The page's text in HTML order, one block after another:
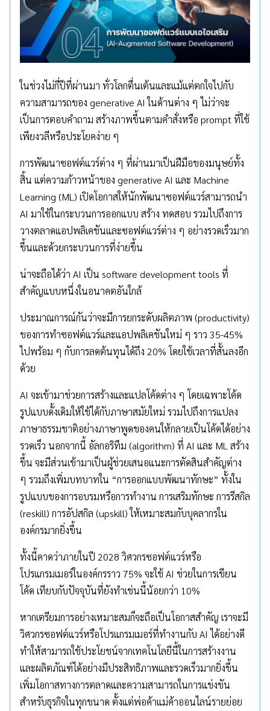
ในช่วงไม่กี่ปีที่ผ่านมา ทั่วโลกตื่นเต้นและแม้แต่ตกใจไปกับ
ความสามารถของ generative AI ในด้านต่าง ๆ ไม่ว่าจะ
เป็นการตอบคำถาม สร้างภาพขึ้นตามคำสั่งหรือ prompt ที่ใช้
เพียงวลีหรือประโยคง่าย ๆ
การพัฒนาซอฟต์แวร์ต่าง ๆ ที่ผ่านมาเป็นฝีมือของมนุษย์ทั้ง
สิ้น แต่ความก้าวหน้าของ generative AI และ Machine
Learning (ML) เปิดโอกาสให้นักพัฒนาซอฟต์แวร์สามารถนำ
AI มาใช้ในกระบวนการออกแบบ สร้าง ทดสอบ รวมไปถึงการ
วางตลาดแอปพลิเคชันและซอฟต์แวร์ต่าง ๆ อย่างรวดเร็วมาก
ขึ้นและด้วยกระบวนการที่ง่ายขึ้น
น่าจะถือได้ว่า AI เป็น software development tools ที่
สำคัญแบบหนึ่งในอนาคตอันใกล้
ประมาณการณ์กันว่าจะมีการยกระดับผลิตภาพ (productivity)
ของการทำซอฟต์แวร์และแอปพลิเคชันใหม่ ๆ ราว 35-45%
ไปพร้อม ๆ กับการลดต้นทุนได้ถึง 20% โดยใช้เวลาที่สั้นลงอีก
ด้วย
AI จะเข้ามาช่วยการสร้างและแปลโค้ดต่าง ๆ โดยเฉพาะโค้ด
รูปแบบดั้งเดิมให้ใช้ได้กับภาษาสมัยใหม่ รวมไปถึงการแปลง
ภาษาธรรมชาติอย่างภาษาพูดของคนให้กลายเป็นโค้ดได้อย่าง
รวดเร็ว นอกจากนี้ อัลกอริทึม (algorithm) ที่ AI และ ML สร้าง
ขึ้น จะมีส่วนเข้ามาเป็นผู้ช่วยเสนอแนะการตัดสินสำคัญต่าง
ๆ รวมถึงเพิ่มบทบาทใน “การออกแบบพัฒนาทักษะ” ทั้งใน
รูปแบบของการอบรมหรือการทำงาน การเสริมทักษะ การรีสกิล
(reskill) การอัปสกิล (upskill) ให้เหมาะสมกับบุคลากรใน
องค์กรมากยิ่งขึ้น
ทั้งนี้คาดว่าภายในปี 2028 วิศวกรซอฟต์แวร์หรือ
โปรแกรมเมอร์ในองค์กรราว 75% จะใช้ AI ช่วยในการเขียน
โค้ด เทียบกับปัจจุบันที่ยังทำเช่นนี้น้อยกว่า 10%
หากเตรียมการอย่างเหมาะสมก็จะถือเป็นโอกาสสำคัญ เราจะมี
วิศวกรซอฟต์แวร์หรือโปรแกรมเมอร์ที่ทำงานกับ AI ได้อย่างดี
ทำให้สามารถใช้ประโยชน์จากเทคโนโลยีนี้ในการสร้างงาน
และผลิตภัณฑ์ได้อย่างมีประสิทธิภาพและรวดเร็วมากยิ่งขึ้น
เพิ่มโอกาสทางการตลาดและความสามารถในการแข่งขัน
สำหรับธุรกิจในทุกขนาด ตั้งแต่พ่อค้าแม่ค้าออนไลน์รายย่อย